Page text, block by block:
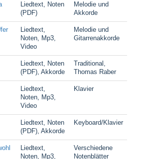
Liedtext, Noten
(PDF)
Melodie und
Akkorde
Liedtext,
Noten, Mp3,
Video
Melodie und
Gitarrenakkorde
Liedtext, Noten
(PDF), Akkorde
Traditional,
Thomas Raber
Liedtext,
Noten, Mp3,
Video
Klavier
Liedtext, Noten
(PDF), Akkorde
Keyboard/Klavier
Liedtext,
Noten, Mp3,
Verschiedene
Notenblätter